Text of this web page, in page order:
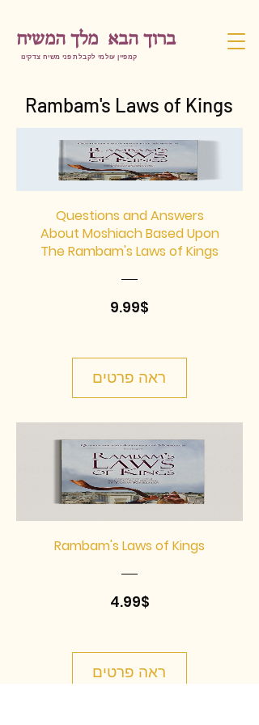
ברוך הבא מלך המשיח
קמפיין עולמי לקבלת פני משיח צדקינו
Rambam's Laws of Kings
Questions and Answers
About Moshiach Based Upon
The Rambam's Laws of Kings
9.99$
ראה פרטים
Rambam's Laws of Kings
4.99$מחיר
ראה פרטים